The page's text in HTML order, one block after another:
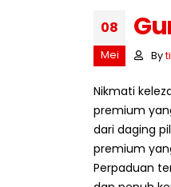
08
Mei By
Nikmati
premium
dari daging
premium
Perpaduan
Juli 9,
5
Juli 8,